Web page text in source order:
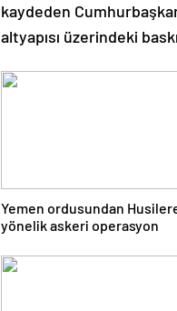
kaydeden
altyapısı üzerindeki
Yemen ordusundan
yönelik askeri operasyon